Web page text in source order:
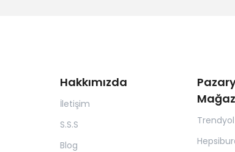
Hakkımızda
İletişim
S.S.S
Blog
Trendyol